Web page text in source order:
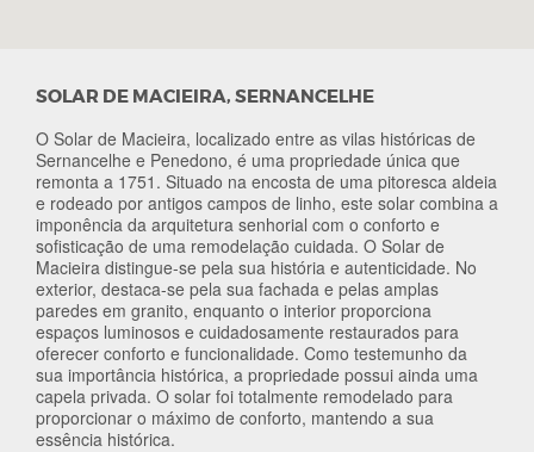
SOLAR DE MACIEIRA, SERNANCELHE
O Solar de Macieira, localizado entre as vilas históricas de
Sernancelhe e Penedono, é uma propriedade única que
remonta a 1751. Situado na encosta de uma pitoresca aldeia
e rodeado por antigos campos de linho, este solar combina a
imponência da arquitetura senhorial com o conforto e
sofisticação de uma remodelação cuidada. O Solar de
Macieira distingue-se pela sua história e autenticidade. No
exterior, destaca-se pela sua fachada e pelas amplas
paredes em granito, enquanto o interior proporciona
espaços luminosos e cuidadosamente restaurados para
oferecer conforto e funcionalidade. Como testemunho da
sua importância histórica, a propriedade possui ainda uma
capela privada. O solar foi totalmente remodelado para
proporcionar o máximo de conforto, mantendo a sua
essência histórica.